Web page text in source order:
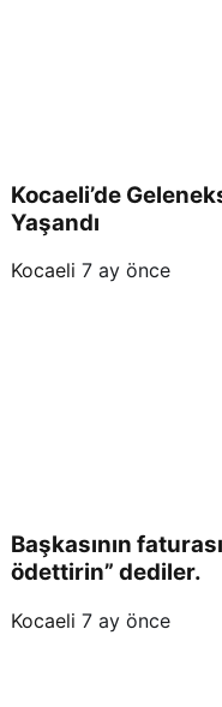
Kocaeli’de
Yaşandı
Kocaeli 7 ay önce
Başkasının
ödettirin” dediler.
Kocaeli 7 ay önce